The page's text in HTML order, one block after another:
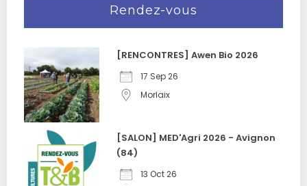
Rendez-vous
[RENCONTRES] Awen Bio 2026
17 Sep 26
Morlaix
[SALON] MED'Agri 2026 - Avignon
(84)
13 Oct 26